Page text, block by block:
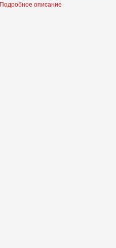
Подробное описание